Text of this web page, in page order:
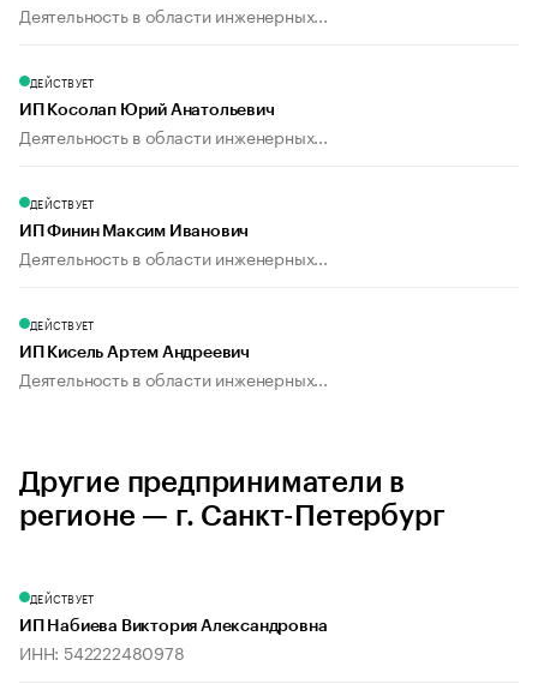
Деятельность в области инженерных...
ДЕЙСТВУЕТ
ИП Косолап Юрий Анатольевич
Деятельность в области инженерных...
ДЕЙСТВУЕТ
ИП Финин Максим Иванович
Деятельность в области инженерных...
ДЕЙСТВУЕТ
ИП Кисель Артем Андреевич
Деятельность в области инженерных...
Другие предприниматели в
регионе — г. Санкт-Петербург
ДЕЙСТВУЕТ
ИП Набиева Виктория Александровна
ИНН: 542222480978